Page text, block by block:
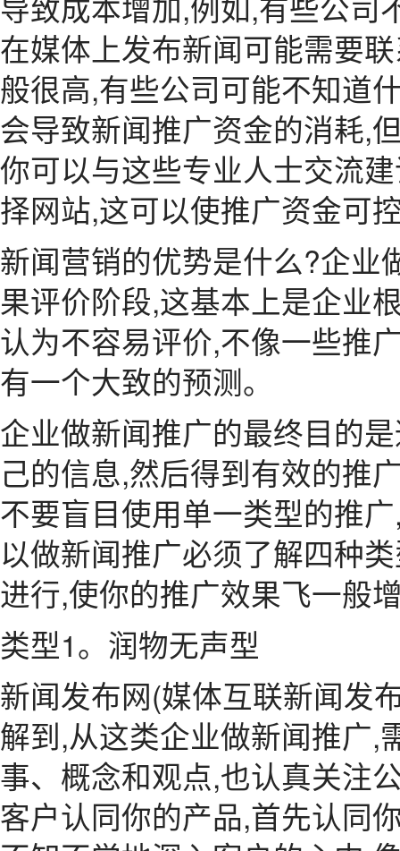
在媒体上发布新闻可能需要
般很高,有些公司可能不知道
会导致新闻推广资金的消耗,
你可以与这些专业人士交流
择网站,这可以使推广资金可
新闻营销的优势是什么?企业
果评价阶段,这基本上是企业
认为不容易评价,不像一些推
有一个大致的预测。
企业做新闻推广的最终目的
己的信息,然后得到有效的推
不要盲目使用单一类型的推
以做新闻推广必须了解四种
进行,使你的推广效果飞一般
类型1。润物无声型
新闻发布网(媒体互联新闻发
解到,从这类企业做新闻推广,
事、概念和观点,也认真关注
客户认同你的产品,首先认同